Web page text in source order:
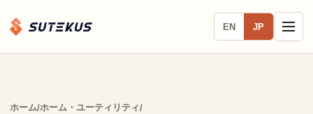
EN JP
ホーム/ホーム・ユーティリティ/